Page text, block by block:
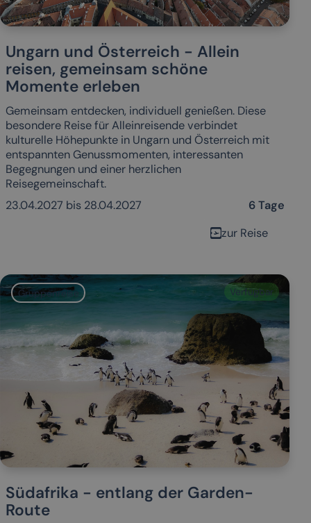
Ungarn und Österreich - Allein
reisen, gemeinsam schöne
Momente erleben
Gemeinsam entdecken, individuell genießen. Diese
besondere Reise für Alleinreisende verbindet
kulturelle Höhepunkte in Ungarn und Österreich mit
entspannten Genussmomenten, interessanten
Begegnungen und einer herzlichen
Reisegemeinschaft.
23.04.2027 bis 28.04.2027
6 Tage
zur Reise
Gruppenreise Verfügbar
Südafrika - entlang der Garden-
Route